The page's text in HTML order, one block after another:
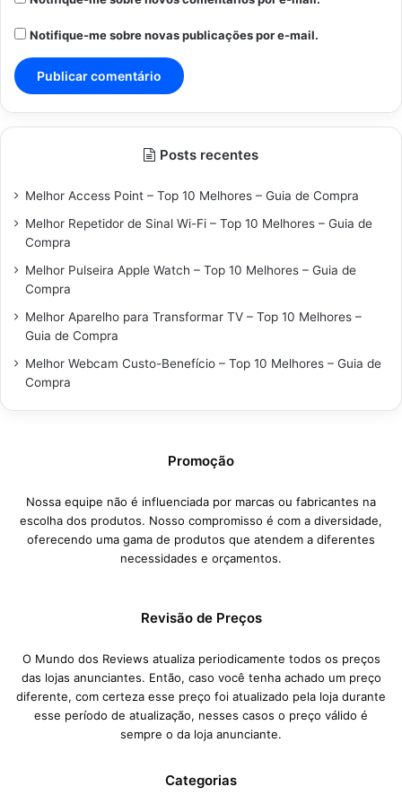
Notifique-me sobre novas publicações por e-mail.
Posts recentes
Melhor Access Point – Top 10 Melhores – Guia de Compra
Melhor Repetidor de Sinal Wi-Fi – Top 10 Melhores – Guia de
Compra
Melhor Pulseira Apple Watch – Top 10 Melhores – Guia de
Compra
Melhor Aparelho para Transformar TV – Top 10 Melhores –
Guia de Compra
Melhor Webcam Custo-Benefício – Top 10 Melhores – Guia de
Compra
Promoção
Nossa equipe não é influenciada por marcas ou fabricantes na
escolha dos produtos. Nosso compromisso é com a diversidade,
oferecendo uma gama de produtos que atendem a diferentes
necessidades e orçamentos.
Revisão de Preços
O Mundo dos Reviews atualiza periodicamente todos os preços
das lojas anunciantes. Então, caso você tenha achado um preço
diferente, com certeza esse preço foi atualizado pela loja durante
esse período de atualização, nesses casos o preço válido é
sempre o da loja anunciante.
Categorias